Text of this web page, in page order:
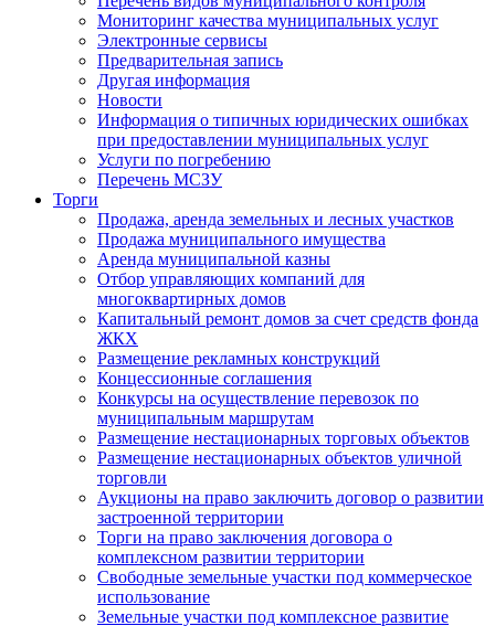
Мониторинг качества муниципальных услуг
Электронные сервисы
Предварительная запись
Другая информация
Новости
Информация о типичных юридических ошибках
при предоставлении муниципальных услуг
Услуги по погребению
Перечень МСЗУ
Торги
Продажа, аренда земельных и лесных участков
Продажа муниципального имущества
Аренда муниципальной казны
Отбор управляющих компаний для
многоквартирных домов
Капитальный ремонт домов за счет средств фонда
ЖКХ
Размещение рекламных конструкций
Концессионные соглашения
Конкурсы на осуществление перевозок по
муниципальным маршрутам
Размещение нестационарных торговых объектов
Размещение нестационарных объектов уличной
торговли
Аукционы на право заключить договор о развитии
застроенной территории
Торги на право заключения договора о
комплексном развитии территории
Свободные земельные участки под коммерческое
использование
Земельные участки под комплексное развитие